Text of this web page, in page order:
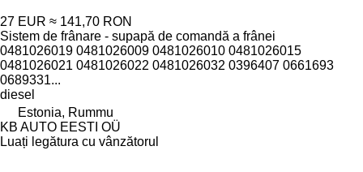
27 EUR ≈ 141,70 RON
Sistem de frânare - supapă de comandă a frânei
0481026019 0481026009 0481026010 0481026015
0481026021 0481026022 0481026032 0396407 0661693
0689331...
diesel
Estonia, Rummu
KB AUTO EESTI OÜ
Luați legătura cu vânzătorul